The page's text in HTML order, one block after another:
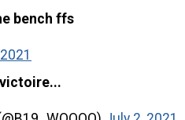
bench ffs
victoire...